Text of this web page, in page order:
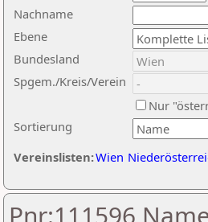
Nachname
Ebene
Sortierung
Bundesland
Spgem./Kreis/Verein
Nur
Vereinslisten:Wien
Pnr:111596